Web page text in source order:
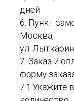
дней
6. Пункт
Москва,
ул.
7. Заказ и
форму
7.1.Укажите